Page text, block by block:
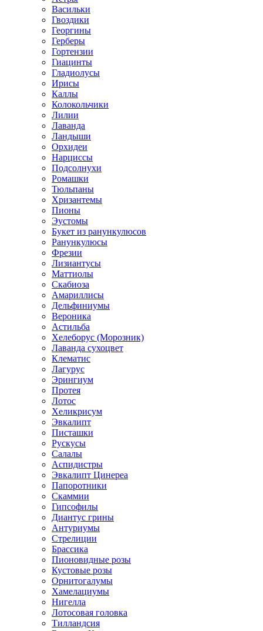
Васильки
Гвоздики
Георгины
Герберы
Гортензии
Гиацинты
Гладиолусы
Ирисы
Каллы
Колокольчики
Лилии
Лаванда
Ландыши
Орхидеи
Нарциссы
Подсолнухи
Ромашки
Тюльпаны
Хризантемы
Пионы
Эустомы
Букет из ранункулюсов
Ранункулюсы
Фрезии
Лизиантусы
Маттиолы
Скабиоза
Амариллисы
Дельфиниумы
Вероника
Астильба
Хелеборус (Морозник)
Лаванда сухоцвет
Клематис
Лагурус
Эрингиум
Протея
Лотос
Хеликрисум
Эвкалипт
Писташки
Рускусы
Салалы
Аспидистры
Эвкалипт Цинереа
Папоротники
Скаммии
Гипсофилы
Диантус грины
Антуриумы
Стрелиции
Брассика
Пионовидные розы
Кустовые розы
Орнитогалумы
Хамелациумы
Нигелла
Лотосовая головка
Тилландсия